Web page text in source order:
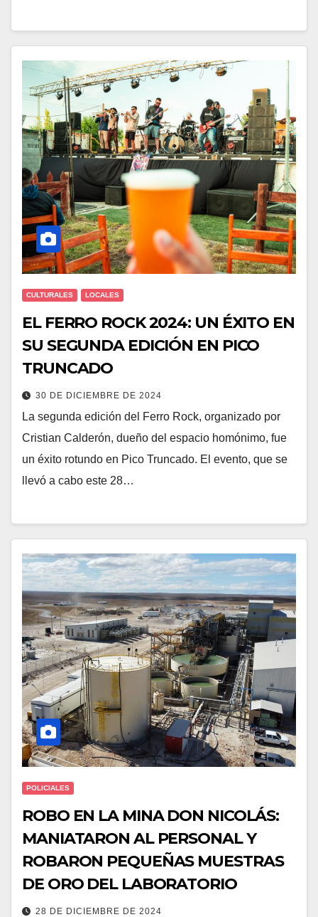
CULTURALES LOCALES
EL FERRO ROCK 2024: UN ÉXITO EN
SU SEGUNDA EDICIÓN EN PICO
TRUNCADO
30 DE DICIEMBRE DE 2024
La segunda edición del Ferro Rock, organizado por
Cristian Calderón, dueño del espacio homónimo, fue
un éxito rotundo en Pico Truncado. El evento, que se
llevó a cabo este 28…
POLICIALES
ROBO EN LA MINA DON NICOLÁS:
MANIATARON AL PERSONAL Y
ROBARON PEQUEÑAS MUESTRAS
DE ORO DEL LABORATORIO
28 DE DICIEMBRE DE 2024